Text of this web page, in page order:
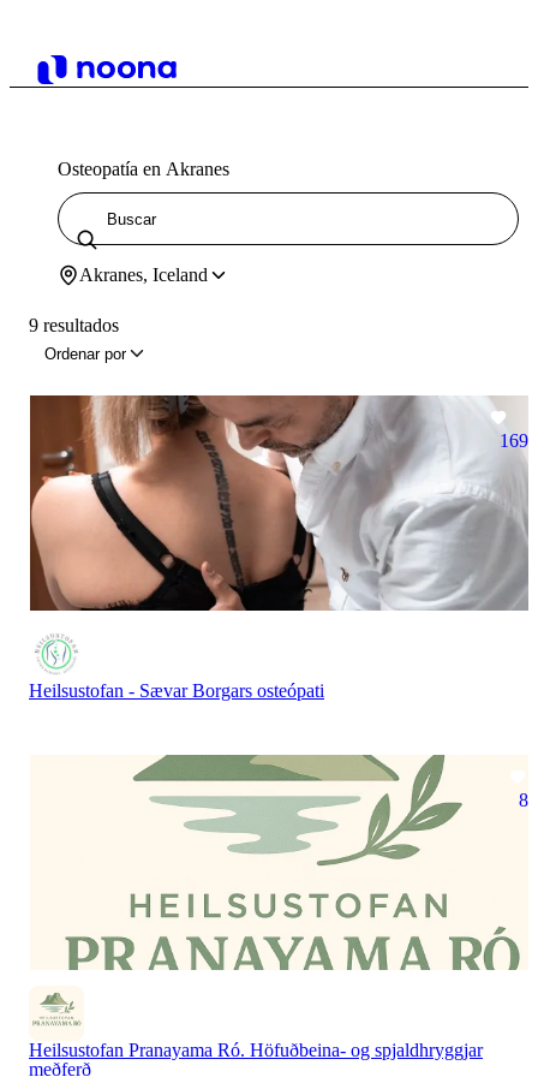
Osteopatía en Akranes
Akranes, Iceland
9 resultados
Ordenar por
169
Heilsustofan - Sævar Borgars osteópati
8
Heilsustofan Pranayama Ró. Höfuðbeina- og spjaldhryggjar
meðferð